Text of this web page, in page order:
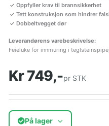
Oppfyller krav til brannsikkerhet
Tett konstruksjon som hindrer
Dobbeltvegget dør
Leverandørens varebeskrivelse:
Feieluke for innmuring i
Kr 749,-pr STK
På lager